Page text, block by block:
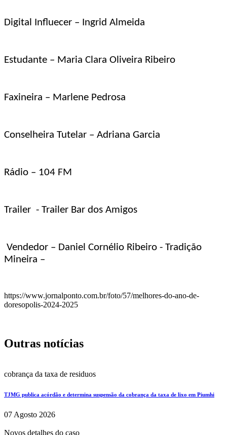
Digital Influecer – Ingrid Almeida
Estudante – Maria Clara Oliveira Ribeiro
Faxineira – Marlene Pedrosa
Conselheira Tutelar – Adriana Garcia
Rádio – 104 FM
Trailer - Trailer Bar dos Amigos
Vendedor – Daniel Cornélio Ribeiro - Tradição
Mineira –
https://www.jornalponto.com.br/foto/57/melhores-do-ano-de-
doresopolis-2024-2025
Outras notícias
cobrança da taxa de residuos
TJMG publica acórdão e determina suspensão da cobrança da taxa de lixo em Piumhi
07 Agosto 2026
Novos detalhes do caso